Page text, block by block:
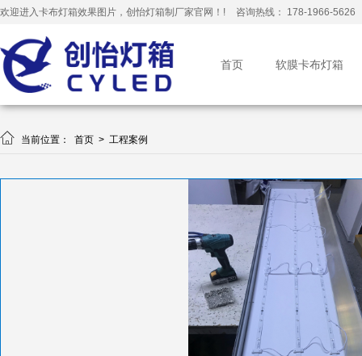
欢迎进入卡布灯箱效果图片，创怡灯箱制厂家官网！! 咨询热线： 178-1966-5626
首页 软膜卡布灯箱
 当前位置： 首页 > 工程案例